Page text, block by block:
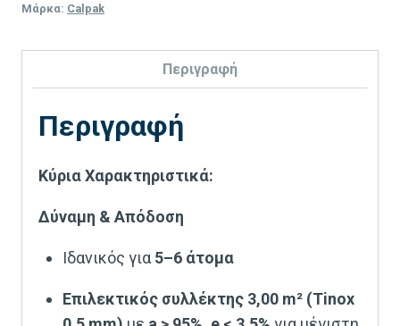
Μάρκα: Calpak
Περιγραφή
Περιγραφή
Κύρια Χαρακτηριστικά:
Δύναμη & Απόδοση
Ιδανικός για 5–6 άτομα
Επιλεκτικός συλλέκτης 3,00 m² (Tinox